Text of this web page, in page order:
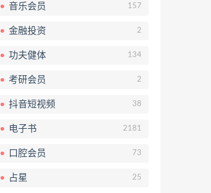
音乐会员 157
金融投资 2
功夫健体 134
考研会员 2
抖音短视频 38
电子书 2181
口腔会员 73
占星 25